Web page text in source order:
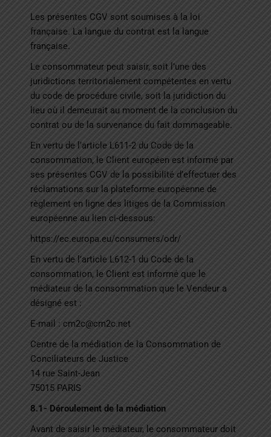
Les présentes CGV sont soumises à la loi
française. La langue du contrat est la langue
française.
Le consommateur peut saisir, soit l’une des
juridictions territorialement compétentes en vertu
du code de procédure civile, soit la juridiction du
lieu où il demeurait au moment de la conclusion du
contrat ou de la survenance du fait dommageable.
En vertu de l’article L611-2 du Code de la
consommation, le Client européen est informé par
ses présentes CGV de la possibilité d’effectuer des
réclamations sur la plateforme européenne de
règlement en ligne des litiges de la Commission
européenne au lien ci-dessous:
https://ec.europa.eu/consumers/odr/
En vertu de l’article L612-1 du Code de la
consommation, le Client est informé que le
médiateur de la consommation que le Vendeur a
désigné est :
E-mail : cm2c@cm2c.net
Centre de la médiation de la Consommation de
Conciliateurs de Justice
14 rue Saint-Jean
75015 PARIS
8.1- Déroulement de la médiation
Avant de saisir le médiateur, le consommateur doit